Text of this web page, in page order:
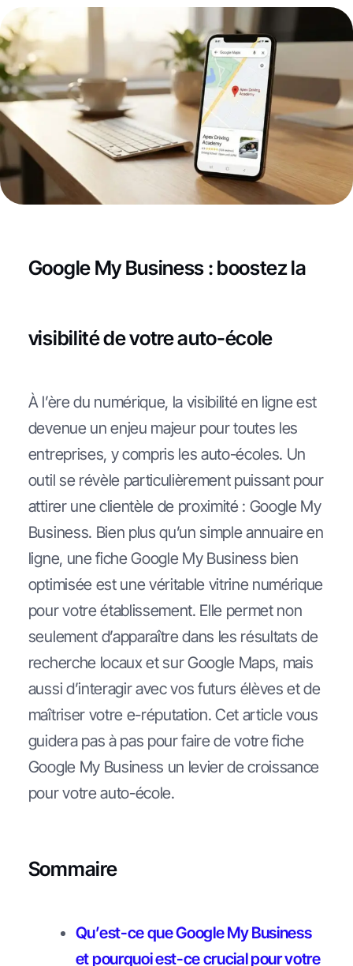
Google My Business : boostez la
visibilité de votre auto-école
À l’ère du numérique, la visibilité en ligne est
devenue un enjeu majeur pour toutes les
entreprises, y compris les auto-écoles. Un
outil se révèle particulièrement puissant pour
attirer une clientèle de proximité : Google My
Business. Bien plus qu’un simple annuaire en
ligne, une fiche Google My Business bien
optimisée est une véritable vitrine numérique
pour votre établissement. Elle permet non
seulement d’apparaître dans les résultats de
recherche locaux et sur Google Maps, mais
aussi d’interagir avec vos futurs élèves et de
maîtriser votre e-réputation. Cet article vous
guidera pas à pas pour faire de votre fiche
Google My Business un levier de croissance
pour votre auto-école.
Sommaire
Qu’est-ce que Google My Business
et pourquoi est-ce crucial pour votre